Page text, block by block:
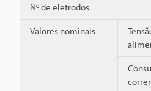
Nº de eletrodos
Valores nominais